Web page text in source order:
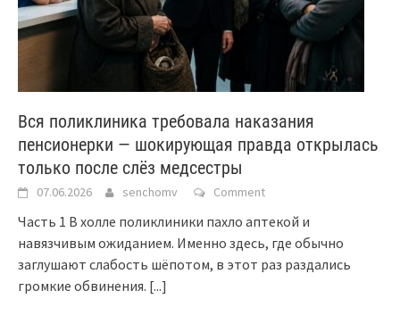
Вся поликлиника требовала наказания
пенсионерки — шокирующая правда открылась
только после слёз медсестры
07.06.2026 senchomv Comment
Часть 1 В холле поликлиники пахло аптекой и
навязчивым ожиданием. Именно здесь, где обычно
заглушают слабость шёпотом, в этот раз раздались
громкие обвинения. [...]